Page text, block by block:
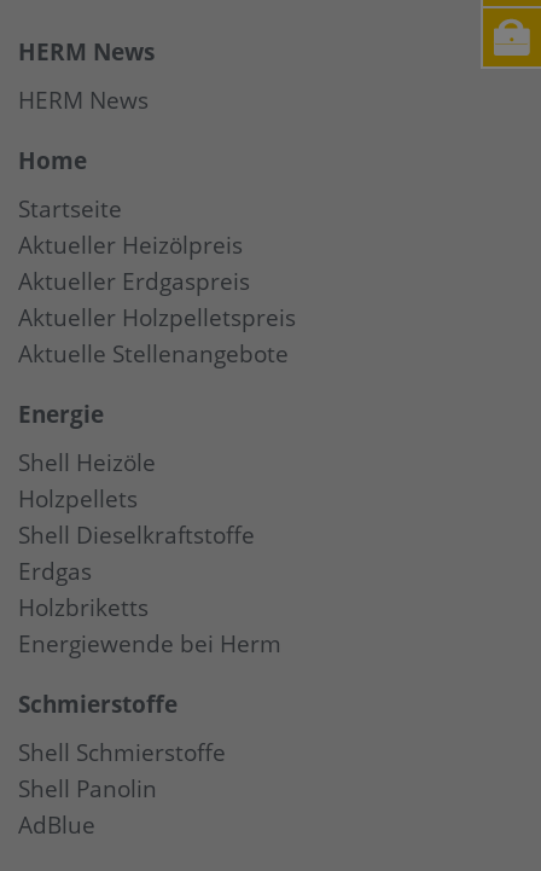
HERM News
HERM News
Home
Startseite
Aktueller Heizölpreis
Aktueller Erdgaspreis
Aktueller Holzpelletspreis
Aktuelle Stellenangebote
Energie
Shell Heizöle
Holzpellets
Shell Dieselkraftstoffe
Erdgas
Holzbriketts
Energiewende bei Herm
Schmierstoffe
Shell Schmierstoffe
Shell Panolin
AdBlue